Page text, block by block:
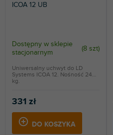
ICOA 12 UB
Dostępny w sklepie
stacjonarnym
(8 szt)
331 zł
DO KOSZYKA
Uniwersalny uchwyt do LD
Systems ICOA 12. Nośność 24
kg.